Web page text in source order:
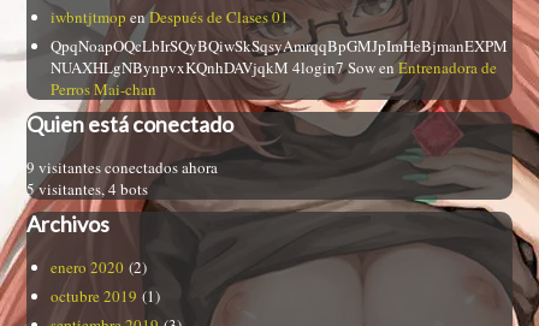
iwbntjtmop enDespués de Clases 01
QpqNoapOQcLbIrSQyBQiwSkSqsyAmrqqBpGMJpImHeBjmanEXPM
NUAXHLgNBynpvxKQnhDAVjqkM 4login7 SowenEntrenadora de
Perros Mai-chan
Quien está conectado
9 visitantes conectados ahora
5 visitantes,4 bots
Archivos
enero 2020 (2)
octubre 2019 (1)